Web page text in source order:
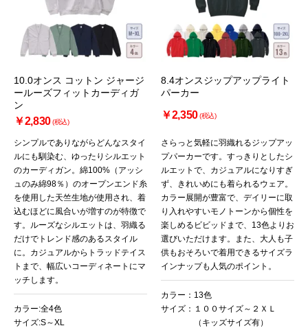
10.0オンス コットン ジャージ
ールーズフィットカーディガ
ン
￥2,830(税込)
シンプルでありながらどんなスタイ
ルにも馴染む、ゆったりシルエット
のカーディガン。綿100%（アッシ
ュのみ綿98％）のオープンエンド糸
を使用した天竺生地が使用され、着
込むほどに風合いが増すのが特徴で
す。ルーズなシルエットは、羽織る
だけでトレンド感のあるスタイル
に。カジュアルからトラッドテイス
トまで、幅広いコーディネートにマ
ッチします。
カラー:全4色
サイズ:S～XL
8.4オンスジップアップライト
パーカー
￥2,350(税込)
さらっと気軽に羽織れるジップアッ
プパーカーです。すっきりとしたシ
ルエットで、カジュアルになりすぎ
ず、きれいめにも着られるウェア。
カラー展開が豊富で、デイリーに取
り入れやすいモノトーンから個性を
楽しめるビビッドまで、13色よりお
選びいただけます。また、大人も子
供もおそろいで着用できるサイズラ
インナップも人気のポイント。
カラー：13色
サイズ：１００サイズ～２ＸＬ
（キッズサイズ有）